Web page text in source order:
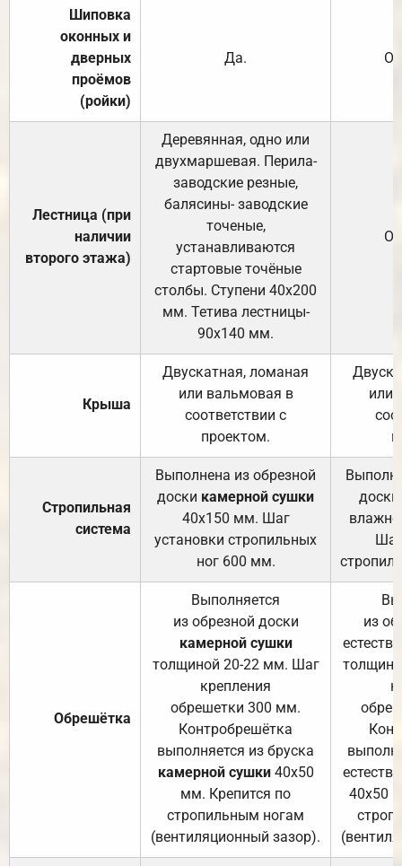
Шиповка
оконных и
дверных
проёмов
(ройки)
Да.
Лестница (при
наличии
второго этажа)
Деревянная, одно или
двухмаршевая. Перила-
заводские резные,
балясины- заводские
точеные,
устанавливаются
стартовые точёные
столбы. Ступени 40х200
мм. Тетива лестницы-
90х140 мм.
Крыша
Двускатная, ломаная
или вальмовая в
соответствии с
проектом.
или
Стропильная
система
Выполнена из обрезной
доски камерной сушки
40х150 мм. Шаг
установки стропильных
ног 600 мм.
доски
Обрешётка
Выполняется
из обрезной доски
камерной сушки
толщиной 20-22 мм. Шаг
крепления
обрешетки 300 мм.
Контробрешётка
выполняется из бруска
камерной сушки40х50
мм. Крепится по
стропильным ногам
(вентиляционный зазор).
из
40х50